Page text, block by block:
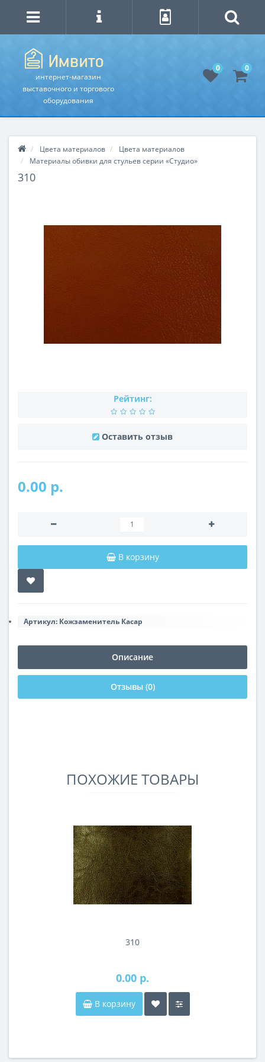
интернет-магазин
выставочного и торгового
оборудования
0 0
Цвета материалов
Цвета материалов
Материалы обивки для стульев серии «Студио»
310
Рейтинг:
Оставить отзыв
0.00 р.
В корзину
Артикул: Кожзаменитель Касар
Описание
Отзывы (0)
ПОХОЖИЕ ТОВАРЫ
310
0.00 р.
В корзину